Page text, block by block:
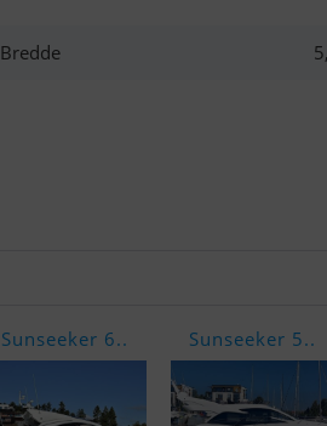
Bredde
Sunseeker 6.. Sunseeker 5..